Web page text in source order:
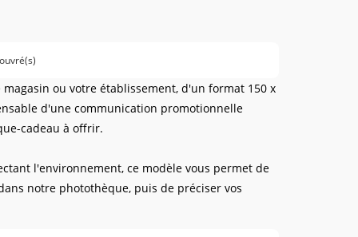
ou votre établissement, d'un format 150 x
d'une communication promotionnelle
cadeau à offrir.
l'environnement, ce modèle vous permet de
notre photothèque, puis de préciser vos